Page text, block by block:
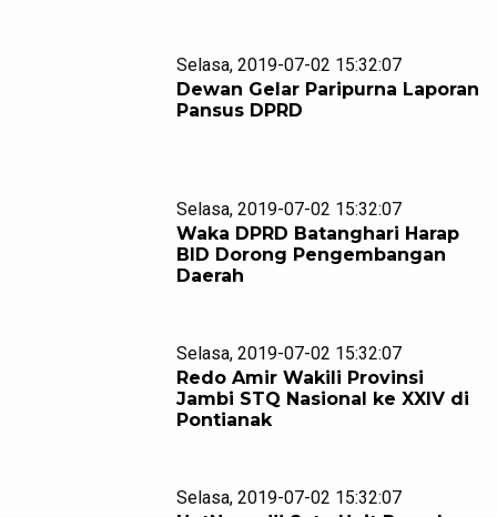
Selasa, 2019-07-02 15:32:07
Dewan Gelar Paripurna Laporan
Pansus DPRD
Selasa, 2019-07-02 15:32:07
Waka DPRD Batanghari Harap
BID Dorong Pengembangan
Daerah
Selasa, 2019-07-02 15:32:07
Redo Amir Wakili Provinsi
Jambi STQ Nasional ke XXIV di
Pontianak
Selasa, 2019-07-02 15:32:07